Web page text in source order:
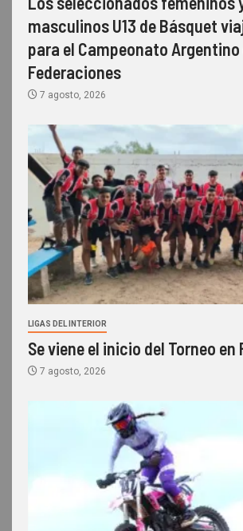
masculinos U13 de Básquet
para el Campeonato Argentino
Federaciones
7 agosto, 2026
LIGAS DEL INTERIOR
Se viene el inicio del Torneo en
7 agosto, 2026